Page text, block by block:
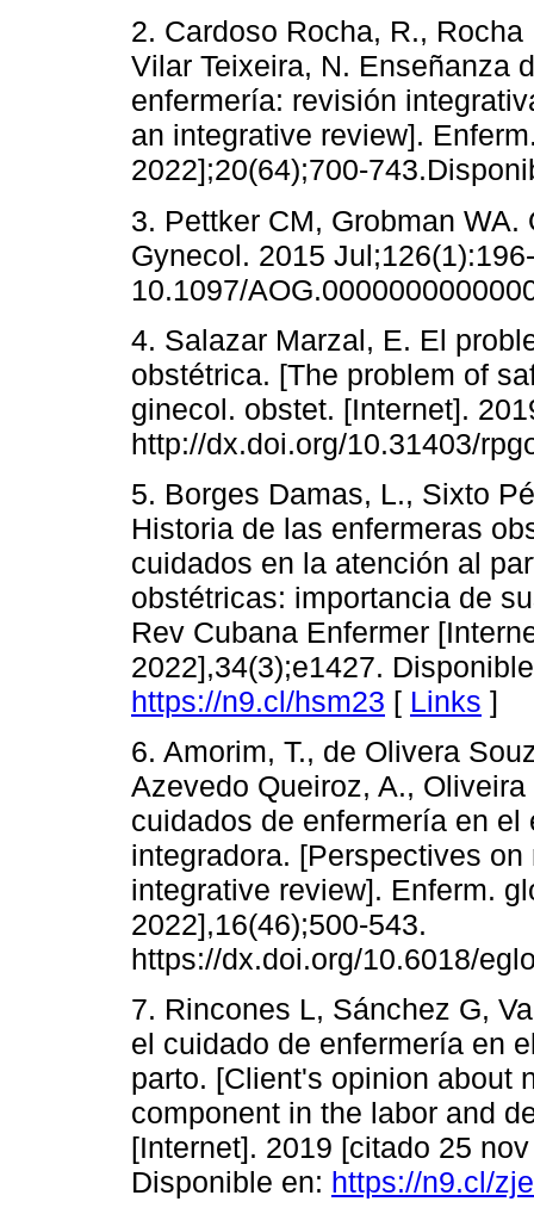
2. Cardoso Rocha, R.,
Vilar Teixeira, N. Enseñanza
enfermería: revisión
an integrative review].
2022];20(64);700-
3. Pettker CM, Grobman
Gynecol. 2015
10.1097/
4. Salazar Marzal, E. El
obstétrica. [The problem of
ginecol. obstet. [Internet].
http://dx.doi.org/10.31403/
5. Borges Damas, L., Sixto
Historia de las enfermeras
cuidados en la atención al
obstétricas: importancia de
Rev Cubana Enfermer
2022],34(3);e1427.
https://n9.cl/hsm23 [ Links ]
6. Amorim, T., de Olivera
Azevedo Queiroz, A.,
cuidados de enfermería en
integradora. [Perspectives
integrative review]. Enferm.
2022],16(46);500-543.
https://dx.doi.org/10.6018/
7. Rincones L, Sánchez G,
el cuidado de enfermería en
parto. [Client's opinion about
component in the labor and
[Internet]. 2019 [citado 25
Disponible en: https://n9.cl/